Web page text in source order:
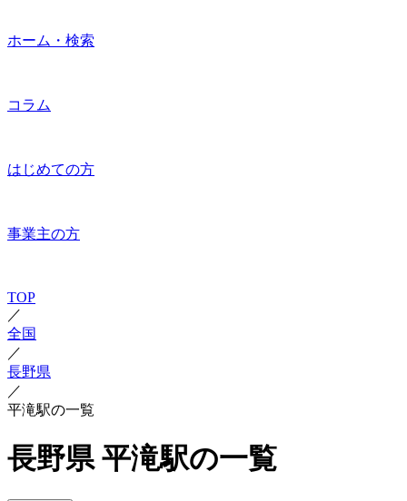
ホーム・検索
コラム
はじめての方
事業主の方
TOP
／
全国
／
長野県
／
平滝駅の一覧
長野県 平滝駅の一覧